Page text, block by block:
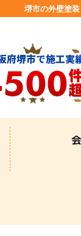
堺市の外壁塗